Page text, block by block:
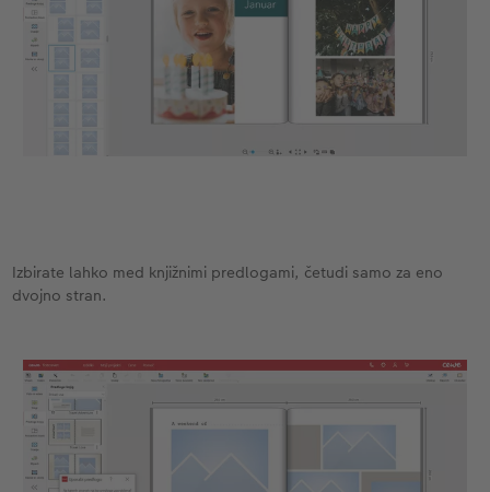
Izbirate lahko med knjižnimi predlogami, četudi samo za eno
dvojno stran.